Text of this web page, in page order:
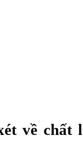
về chất